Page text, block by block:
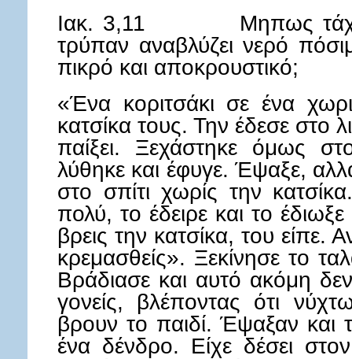
Ιακ. 3,11 Μηπως τάχα
τρύπαν αναβλύζει νερό
πικρό και αποκρουστικό;
«Ένα κοριτσάκι σε ένα
κατσίκα τους. Την έδεσε στο
παίξει. Ξεχάστηκε όμως
λύθηκε και έφυγε. Έψαξε,
στο σπίτι χωρίς την
πολύ, το έδειρε και το
βρεις την κατσίκα, του είπε.
κρεμασθείς». Ξεκίνησε το
Βράδιασε και αυτό ακόμη δεν
γονείς, βλέποντας ότι
βρουν το παιδί. Έψαξαν και
ένα δένδρο. Είχε δέσει